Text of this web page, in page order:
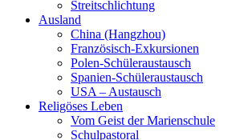
Streitschlichtung
Ausland
China (Hangzhou)
Französisch-Exkursionen
Polen-Schüleraustausch
Spanien-Schüleraustausch
USA – Austausch
Religöses Leben
Vom Geist der Marienschule
Schulpastoral